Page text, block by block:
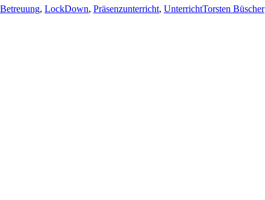
Betreuung, LockDown, Präsenzunterricht, UnterrichtTorsten Büscher